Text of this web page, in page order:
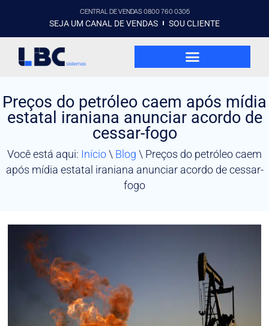
CENTRAL DE VENDAS 0800 760 0305
SEJA UM CANAL DE VENDAS SOU CLIENTE
Preços do petróleo caem após mídia
estatal iraniana anunciar acordo de
cessar-fogo
Você está aqui: Início\ Blog \ Preços do petróleo caem
após mídia estatal iraniana anunciar acordo de cessar-
fogo